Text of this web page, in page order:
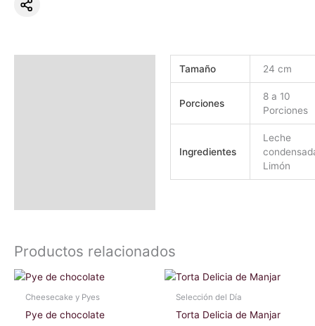
Tamaño 24 cm
Porciones
8 a 10
Porciones
Ingredientes
Leche
Limón
Productos relacionados
Cheesecake y Pyes
Pye de chocolate
Selección del Día
Torta Delicia de Manjar